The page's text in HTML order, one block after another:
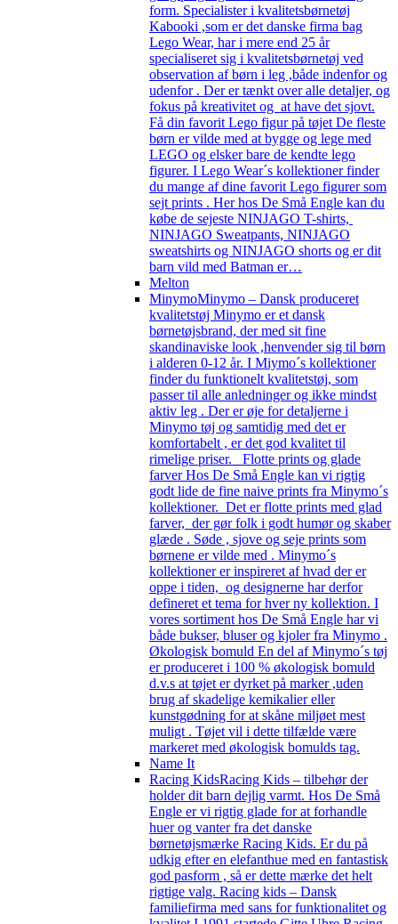
form. Specialister i kvalitetsbørnetøj
Kabooki ,som er det danske firma bag
Lego Wear, har i mere end 25 år
specialiseret sig i kvalitetsbørnetøj ved
observation af børn i leg ,både indenfor og
udenfor . Der er tænkt over alle detaljer, og
fokus på kreativitet og at have det sjovt.
Få din favorit Lego figur på tøjet De fleste
børn er vilde med at bygge og lege med
LEGO og elsker bare de kendte lego
figurer. I Lego Wear´s kollektioner finder
du mange af dine favorit Lego figurer som
sejt prints . Her hos De Små Engle kan du
købe de sejeste NINJAGO T-shirts,
NINJAGO Sweatpants, NINJAGO
sweatshirts og NINJAGO shorts og er dit
barn vild med Batman er…
Melton
MinymoMinymo – Dansk produceret
kvalitetstøj Minymo er et dansk
børnetøjsbrand, der med sit fine
skandinaviske look ,henvender sig til børn
i alderen 0-12 år. I Miymo´s kollektioner
finder du funktionelt kvalitetstøj, som
passer til alle anledninger og ikke mindst
aktiv leg . Der er øje for detaljerne i
Minymo tøj og samtidig med det er
komfortabelt , er det god kvalitet til
rimelige priser. Flotte prints og glade
farver Hos De Små Engle kan vi rigtig
godt lide de fine naive prints fra Minymo´s
kollektioner. Det er flotte prints med glad
farver, der gør folk i godt humør og skaber
glæde . Søde , sjove og seje prints som
børnene er vilde med . Minymo´s
kollektioner er inspireret af hvad der er
oppe i tiden, og designerne har derfor
defineret et tema for hver ny kollektion. I
vores sortiment hos De Små Engle har vi
både bukser, bluser og kjoler fra Minymo .
Økologisk bomuld En del af Minymo´s tøj
er produceret i 100 % økologisk bomuld
d.v.s at tøjet er dyrket på marker ,uden
brug af skadelige kemikalier eller
kunstgødning for at skåne miljøet mest
muligt . Tøjet vil i dette tilfælde være
markeret med økologisk bomulds tag.
Name It
Racing KidsRacing Kids – tilbehør der
holder dit barn dejlig varmt. Hos De Små
Engle er vi rigtig glade for at forhandle
huer og vanter fra det danske
børnetøjsmærke Racing Kids. Er du på
udkig efter en elefanthue med en fantastisk
god pasform , så er dette mærke det helt
rigtige valg. Racing kids – Dansk
familiefirma med sans for funktionalitet og